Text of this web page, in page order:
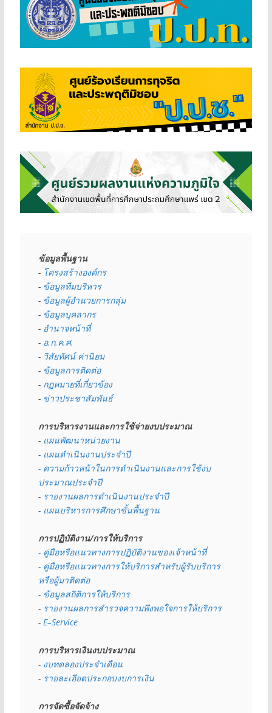
ข้อมูลพื้นฐาน
- โครงสร้างองค์กร
- ข้อมูลทีมบริหาร
- ข้อมูลผู้อำนวยการกลุ่ม
- ข้อมูลบุคลากร
- อำนาจหน้าที่
- อ.ก.ค.ศ.
- วิสัยทัศน์ ค่านิยม
- ข้อมูลการติดต่อ
- กฏหมายที่เกี่ยวข้อง
- ข่าวประชาสัมพันธ์
การบริหารงานและการใช้จ่ายงบประมาณ
- แผนพัฒนาหน่วยงาน
- แผนดำเนินงานประจำปี
- ความก้าวหน้าในการดำเนินงานและการใช้งบ
ประมาณประจำปี
- รายงานผลการดำเนินงานประจำปี
- แผนบริหารการศึกษาขั้นพื้นฐาน
การปฏิบัติงาน/การให้บริการ
- คู่มือหรือแนวทางการปฏิบัติงานของเจ้าหน้าที่
- คู่มือหรือแนวทางการให้บริการสำหรับผู้รับบริการ
หรือผู้มาติดต่อ
- ข้อมูลสถิติการให้บริการ
- รายงานผลการสำรวจความพึงพอใจการให้บริการ
- E–Service
การบริหารเงินงบประมาณ
- งบทดลองประจำเดือน
- รายละเอียดประกอบงบการเงิน
การจัดซื้อจัดจ้าง